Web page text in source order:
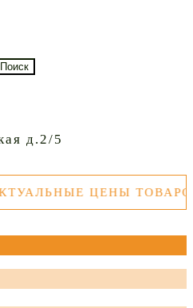
Поиск
д.2/5
ЦЕНЫ ТОВАРОВ